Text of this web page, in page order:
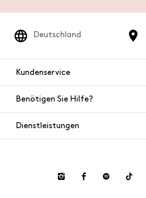
Deutschland
Kundenservice
Kontaktieren Sie uns
Benötigen Sie Hilfe?
Zahlungsmethoden
Dienstleistungen